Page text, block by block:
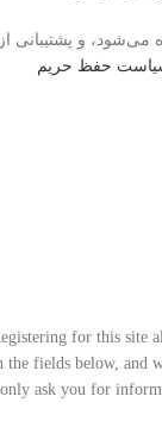
و پشتیبانی
حفظ حریم
for this site
the fields below, and
only ask you for